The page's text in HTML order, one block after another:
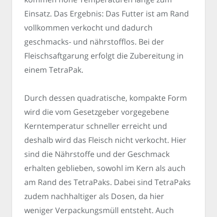
Einsatz. Das Ergebnis: Das Futter ist am Rand
vollkommen verkocht und dadurch
geschmacks- und nährstofflos. Bei der
Fleischsaftgarung erfolgt die Zubereitung in
einem TetraPak.
Durch dessen quadratische, kompakte Form
wird die vom Gesetzgeber vorgegebene
Kerntemperatur schneller erreicht und
deshalb wird das Fleisch nicht verkocht. Hier
sind die Nährstoffe und der Geschmack
erhalten geblieben, sowohl im Kern als auch
am Rand des TetraPaks. Dabei sind TetraPaks
zudem nachhaltiger als Dosen, da hier
weniger Verpackungsmüll entsteht. Auch